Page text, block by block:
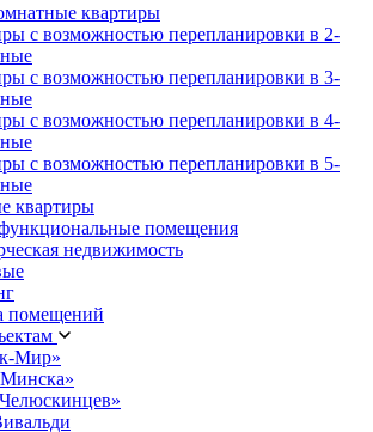
квартиры
с возможностью перепланировки в 2-
с возможностью перепланировки в 3-
с возможностью перепланировки в 4-
с возможностью перепланировки в 5-
квартиры
помещения
недвижимость
помещений
Мир»